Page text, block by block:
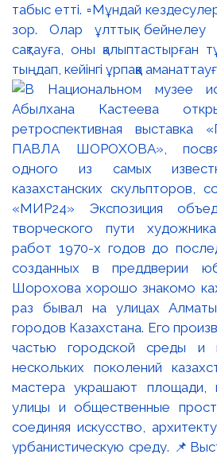
табыс етті. ▫️Мұндай
зор. Олар ұлттық бейнелеу
сақтауға, оны қалыптастырған
тыңдап, кейінгі ұрпаққа